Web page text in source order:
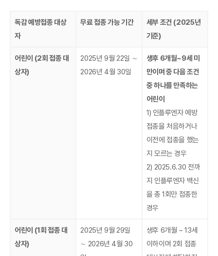
독감 예방접종 대상
자
무료 접종 가능 기간
세부 조건 (2025년
기준)
어린이 (2회 접종 대
상자)
2025년 9월 22일 ∼
2026년 4월 30일
생후 6개월~9세 미
만이며 중 다음 조건
중 하나를 만족하는
어린이
1) 인플루엔자 예방
접종을 처음하거나
이전에 접종을 했는
지 모르는 경우
2) 2025.6.30 전까
지 인플루엔자 백신
을 총 1회만 접종한
경우
어린이 (1회 접종 대
상자)
2025년 9월 29일
∼ 2026년 4월 30
생후 6개월 ~ 13세
이하이며 2회 접종